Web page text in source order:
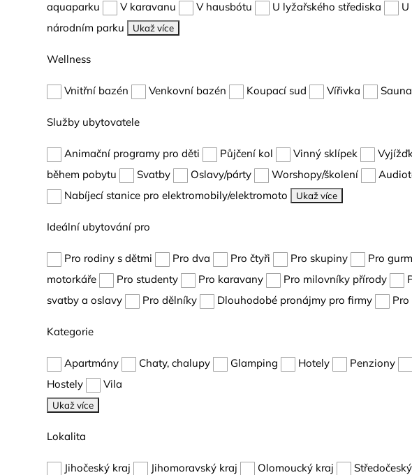
aquaparku
V karavanu V hausbótu U lyžařského střediska
národním parku
Ukaž více
Wellness
Vnitřní bazén Venkovní bazén Koupací sud Vířivka Sauna
Služby ubytovatele
Animační programy pro děti Půjčení kol Vinný sklípek
během pobytu
Svatby Oslavy/párty Worshopy/školení
Nabíjecí stanice pro elektromobily/elektromoto
Ukaž více
Ideální ubytování pro
Pro rodiny s dětmi Pro dva Pro čtyři Pro skupiny Pro
motorkáře
Pro studenty Pro karavany Pro milovníky přírody
svatby a oslavy
Pro dělníky Dlouhodobé pronájmy pro firmy
Kategorie
Apartmány Chaty, chalupy Glamping Hotely Penziony
Hostely
Vila
Ukaž více
Lokalita
Jihočeský kraj Jihomoravský kraj Olomoucký kraj